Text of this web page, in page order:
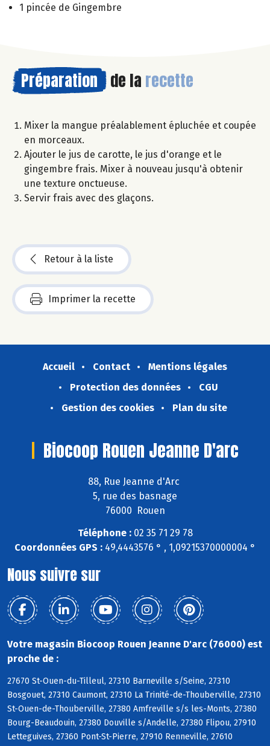
1 pincée de Gingembre
Préparation de la recette
Mixer la mangue préalablement épluchée et coupée
en morceaux.
Ajouter le jus de carotte, le jus d'orange et le
gingembre frais. Mixer à nouveau jusqu'à obtenir
une texture onctueuse.
Servir frais avec des glaçons.
Retour à la liste
Imprimer la recette
Accueil Contact
Mentions légales
Protection des données
CGU
Gestion des cookies
Plan du site
Biocoop Rouen Jeanne D'arc
88, Rue Jeanne d'Arc
5, rue des basnage
76000 Rouen
Téléphone :02 35 71 29 78
Coordonnées GPS : 49,4443576 ° , 1,09215370000004 °
Nous suivre sur
Votre magasin Biocoop Rouen Jeanne D'arc (76000) est
proche de :
27670 St-Ouen-du-Tilleul, 27310 Barneville s/Seine, 27310
Bosgouet, 27310 Caumont, 27310 La Trinité-de-Thouberville, 27310
St-Ouen-de-Thouberville, 27380 Amfreville s/s les-Monts, 27380
Bourg-Beaudouin, 27380 Douville s/Andelle, 27380 Flipou, 27910
Letteguives, 27360 Pont-St-Pierre, 27910 Renneville, 27610